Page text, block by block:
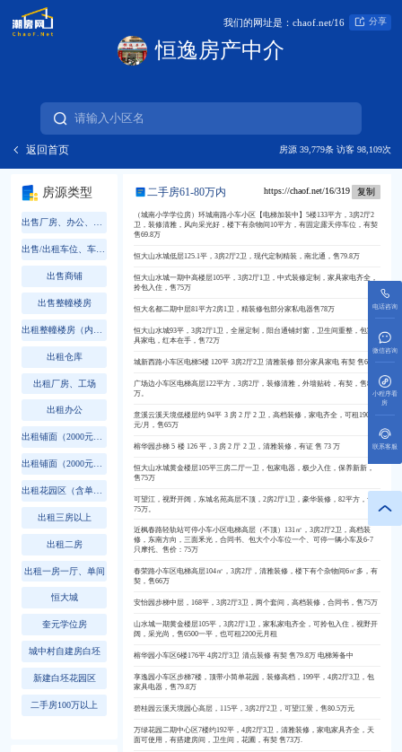
我们的网址是：chaof.net/16 分享
恒逸房产中介
返回首页 房源 39,779条 访客 98,109次
房源类型
出售厂房、办公、厝地、土地
出售/出租车位、车库、杂物间
出售商铺
出售整幢楼房
出租仓库
出租厂房、工场
出租办公
出租铺面（2000元以上）
出租铺面（2000元以下）
出租花园区（含单间、一房、二房、三房以上）
出租三房以上
出租二房
出租一房一厅、单间
恒大城
奎元学位房
城中村自建房白坯
新建白坯花园区
二手房100万以上
二手房61-80万内 https://chaof.net/16/319 复制
（城南小学学位房）环城南路小车小区【电梯加装中】5楼133平方，3房2厅2
卫，装修清雅，风向采光好，楼下有杂物间10平方，有固定露天停车位，有契
售69.8万
恒大山水城低层125.1平，3房2厅2卫，现代定制精装，南北通，售79.8万
恒大山水城一期中高楼层105平，3房2厅1卫，中式装修定制，家具家电齐全，
拎包入住，售75万
恒大名都二期中层81平方2房1卫，精装修包部分家私电器售78万
恒大山水城93平，3房2厅1卫，全屋定制，阳台通铺封窗，卫生间重整，包家
具家电，红本在手，售72万
城新西路小车区电梯5楼 120平 3房2厅2卫 清雅装修 部分家具家电 有契 售66万
广场边小车区电梯高层122平方，3房2厅，装修清雅，外墙贴砖，有契，售80
万。
意溪云溪天境低楼层约 94平 3 房 2 厅 2 卫，高档装修，家电齐全，可租1900
元/月，售65万
榕华园步梯 5 楼 126 平，3 房 2 厅 2 卫，清雅装修，有证 售 73 万
恒大山水城黄金楼层105平三房二厅一卫，包家电器，极少入住，保养新新，
售75万
可望江，视野开阔，东城名苑高层不顶，2房2厅1卫，豪华装修，82平方，售
75万。
近枫春路轻轨站可停小车小区电梯高层（不顶）131㎡，3房2厅2卫，高档装
修，东南方向，三面釆光，合同书、包大个小车位一个、可停一辆小车及6-7
只摩托、售价：75万
春荣路小车区电梯高层104㎡，3房2厅，清雅装修，楼下有个杂物间6㎡多，有
契，售66万
安怡园步梯中层，168平，3房2厅3卫，两个套间，高档装修，合同书，售75万
山水城一期黄金楼层105平，3房2厅1卫，家私家电齐全，可拎包入住，视野开
阔，采光尚，售6500一平，也可租2200元月租
榕华园小车区6楼176平 4房2厅3卫 清点装修 有契 售79.8万 电梯筹备中
享逸园小车区步梯7楼，顶带小简单花园，装修高档，199平，4房2厅3卫，包
家具电器，售79.8万
碧桂园云溪天境园心高层，115平，3房2厅2卫，可望江景，售80.5万元
万绿花园二期中心区7楼约192平，4房2厅3卫，清雅装修，家电家具齐全，天
面可使用，有搭建房间，卫生间，花圃，有契 售73万.
电话咨询
微信咨询
小程序看
房
联系客服